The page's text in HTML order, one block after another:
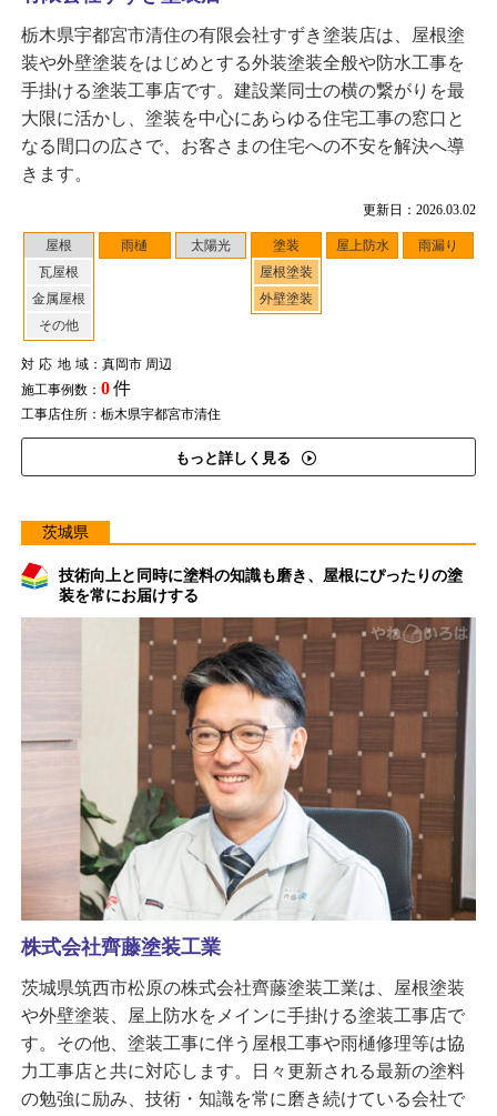
更新日：2026.03.02
屋根
瓦屋根
金属屋根
その他
雨樋 太陽光
塗装
屋根塗装
外壁塗装
屋上防水 雨漏り
対応地域：真岡市 周辺
施工事例数： 0件
工事店住所：栃木県宇都宮市清住
もっと詳しく見る
栃木県宇都宮市清住の有限会社すずき塗装店は、屋根塗
装や外壁塗装をはじめとする外装塗装全般や防水工事を
手掛ける塗装工事店です。建設業同士の横の繋がりを最
大限に活かし、塗装を中心にあらゆる住宅工事の窓口と
なる間口の広さで、お客さまの住宅への不安を解決へ導
きます。
茨城県
技術向上と同時に塗料の知識も磨き、屋根にぴったりの塗
装を常にお届けする
株式会社齊藤塗装工業
茨城県筑西市松原の株式会社齊藤塗装工業は、屋根塗装
や外壁塗装、屋上防水をメインに手掛ける塗装工事店で
す。その他、塗装工事に伴う屋根工事や雨樋修理等は協
力工事店と共に対応します。日々更新される最新の塗料
の勉強に励み、技術・知識を常に磨き続けている会社で